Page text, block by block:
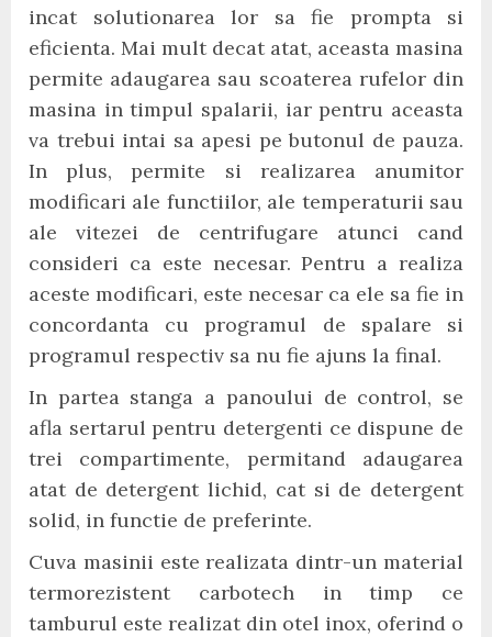
incat solutionarea lor sa fie prompta si
eficienta. Mai mult decat atat, aceasta masina
permite adaugarea sau scoaterea rufelor din
masina in timpul spalarii, iar pentru aceasta
va trebui intai sa apesi pe butonul de pauza.
In plus, permite si realizarea anumitor
modificari ale functiilor, ale temperaturii sau
ale vitezei de centrifugare atunci cand
consideri ca este necesar. Pentru a realiza
aceste modificari, este necesar ca ele sa fie in
concordanta cu programul de spalare si
programul respectiv sa nu fie ajuns la final.
In partea stanga a panoului de control, se
afla sertarul pentru detergenti ce dispune de
trei compartimente, permitand adaugarea
atat de detergent lichid, cat si de detergent
solid, in functie de preferinte.
Cuva masinii este realizata dintr-un material
termorezistent carbotech in timp ce
tamburul este realizat din otel inox, oferind o